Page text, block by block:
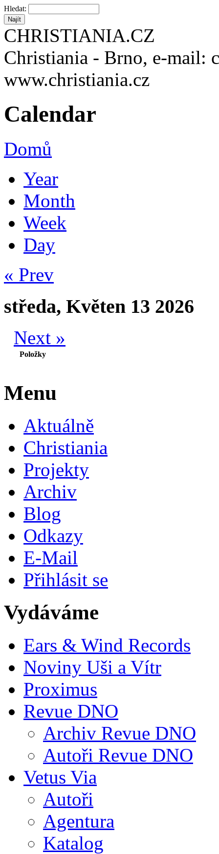
Hledat:
CHRISTIANIA.CZ
Christiania - Brno, e-mail:
www.christiania.cz
Calendar
Domů
Year
Month
Week
Day
« Prev
středa, Květen 13 2026
Next »
Položky
Menu
Aktuálně
Christiania
Projekty
Archiv
Blog
Odkazy
E-Mail
Přihlásit se
Vydáváme
Ears & Wind Records
Noviny Uši a Vítr
Proximus
Revue DNO
Archiv Revue DNO
Autoři Revue DNO
Vetus Via
Autoři
Agentura
Katalog